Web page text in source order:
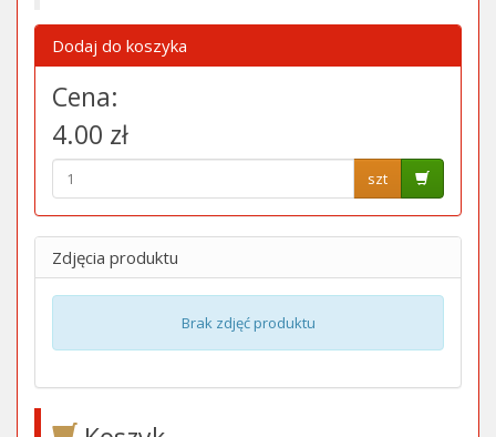
Dodaj do koszyka
Cena:
4.00 zł
szt
Zdjęcia produktu
Brak zdjęć produktu